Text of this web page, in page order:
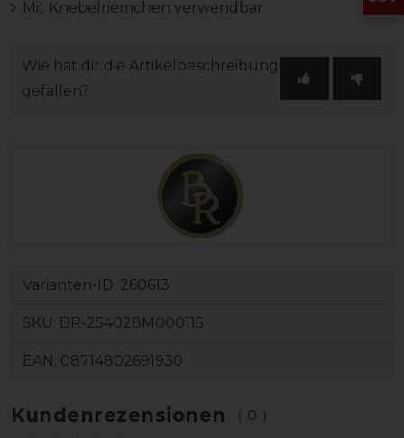
Mit Knebelriemchen verwendbar
Wie hat dir die Artikelbeschreibung
gefallen?
Varianten-ID: 260613
SKU: BR-254028M000115
EAN: 08714802691930
Kundenrezensionen (0)